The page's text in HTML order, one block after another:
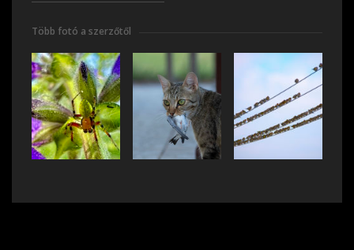
Több fotó a szerzőtől